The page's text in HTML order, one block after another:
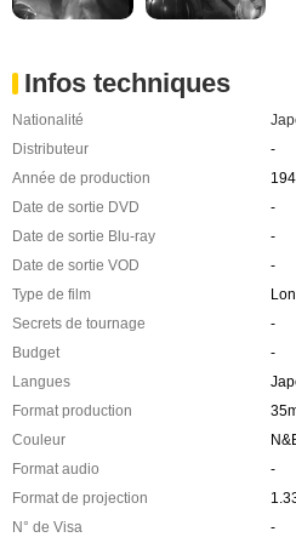
Infos techniques
Nationalité
Distributeur
-
Année de production
Date de sortie DVD
-
Date de sortie Blu-ray
-
Date de sortie VOD
-
Type de film
Secrets de tournage
-
Budget
-
Langues
Format production
Couleur
Format audio
-
Format de projection
N° de Visa
-